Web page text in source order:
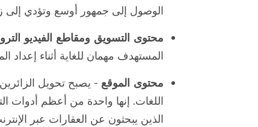
الوصول إلى جمهور أوسع وتؤدي إلى
محتوى التسويق ومقاطع الفيديو
المستهدف مهمان للغاية أثناء إعداد
محتوى الموقع - يصبح تحويل
اللغات. إنها واحدة من أعظم أدوات
الذين يبحثون عن العقارات عبر